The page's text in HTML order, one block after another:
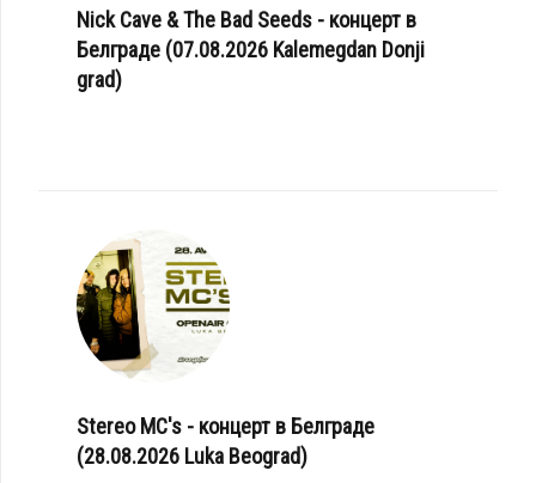
Nick Cave & The Bad Seeds - концерт в
Белграде (07.08.2026 Kalemegdan Donji
grad)
Stereo MC's - концерт в Белграде
(28.08.2026 Luka Beograd)